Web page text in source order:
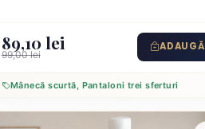
89,10 lei
99,00 lei
ADAUGĂ
Mânecă scurtă, Pantaloni trei sferturi